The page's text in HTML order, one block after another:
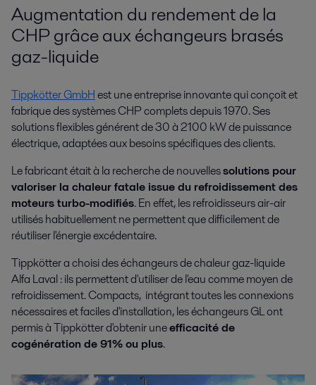
Augmentation du rendement de la
CHP grâce aux échangeurs brasés
gaz-liquide
Tippkötter GmbHest une entreprise innovante qui conçoit et
fabrique des systèmes CHP complets depuis 1970. Ses
solutions flexibles générent de 30 à 2100 kW de puissance
électrique, adaptées aux besoins spécifiques des clients.
Le fabricant était à la recherche de nouvellessolutions pour
valoriser la chaleur fatale issue du refroidissement des
moteurs turbo-modifiés. En effet, les refroidisseurs air-air
utilisés habituellement ne permettent que difficilement de
réutiliser l'énergie excédentaire.
Tippkötter a choisi des échangeurs de chaleur gaz-liquide
Alfa Laval : ils permettent d'utiliser de l'eau comme moyen de
refroidissement. Compacts, intégrant toutes les connexions
nécessaires et faciles d'installation, les échangeurs GL ont
permis à Tippkötter d'obtenir uneefficacité de
cogénération de 91% ou plus.